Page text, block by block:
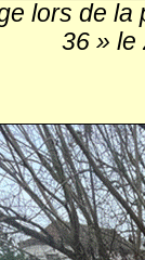
lors de la
36 » le